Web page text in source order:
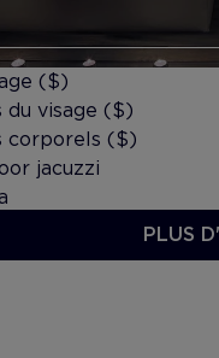
($)
du visage ($)
corporels ($)
jacuzzi
PLUS